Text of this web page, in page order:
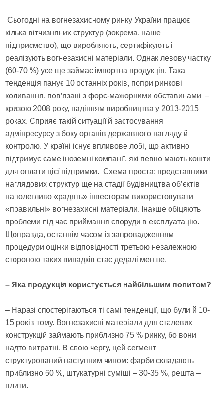
Сьогодні на вогнезахисному ринку України працює
кілька вітчизняних структур (зокрема, наше
підприємство), що виробляють, сертифікують і
реалізують вогнезахисні матеріали. Однак левову частку
(60-70 %) усе ще займає імпортна продукція. Така
тенденція панує 10 останніх років, попри ринкові
коливання, пов’язані з форс-мажорними обставинами –
кризою 2008 року, падінням виробництва у 2013-2015
роках. Сприяє такій ситуації й застосування
адмінресурсу з боку органів державного нагляду й
контролю. У країні існує впливове лобі, що активно
підтримує саме іноземні компанії, які певно мають кошти
для оплати цієї підтримки. Схема проста: представники
наглядових структур ще на стадії будівництва об’єктів
наполегливо «радять» інвесторам використовувати
«правильні» вогнезахисні матеріали. Інакше обіцяють
проблеми під час приймання споруди в експлуатацію.
Щоправда, останнім часом із запровадженням
процедури оцінки відповідності третьою незалежною
стороною таких випадків стає дедалі менше.
– Яка продукція користується найбільшим попитом?
– Наразі спостерігаються ті самі тенденції, що були й 10-
15 років тому. Вогнезахисні матеріали для сталевих
конструкцій займають приблизно 75 % ринку, бо вони
надто витратні. В свою чергу, цей сегмент
структурований наступним чином: фарби складають
приблизно 60 %, штукатурні суміші – 30-35 %, решта –
плити.